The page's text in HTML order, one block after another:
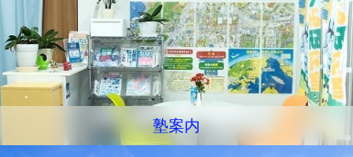
塾案内